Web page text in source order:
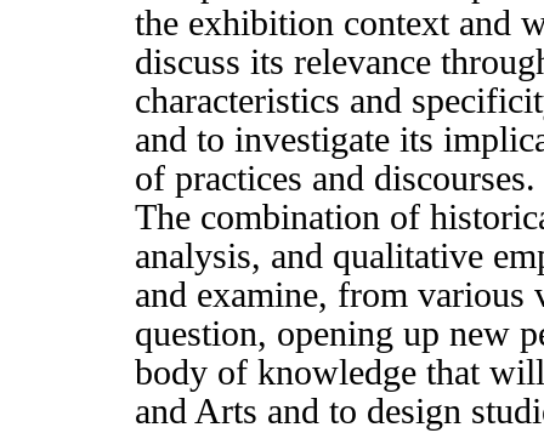
the exhibition context and
discuss its relevance
characteristics and
and to investigate its
of practices and discourses.
The combination of
analysis, and qualitative
and examine, from various
question, opening up new
body of knowledge that
and Arts and to design